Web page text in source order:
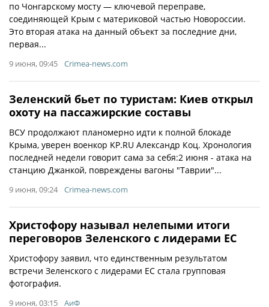
по Чонгарскому мосту — ключевой переправе,
соединяющей Крым с материковой частью Новороссии.
Это вторая атака на данный объект за последние дни,
первая...
9 июня, 09:45 Crimea-news.com
Зеленский бьет по туристам: Киев открыл
охоту на пассажирские составы
ВСУ продолжают планомерно идти к полной блокаде
Крыма, уверен военкор KP.RU Александр Коц. Хронология
последней недели говорит сама за себя:2 июня - атака на
станцию Джанкой, повреждены вагоны "Таврии"...
9 июня, 09:24 Crimea-news.com
Христофору называл нелепыми итоги
переговоров Зеленского с лидерами ЕС
Христофору заявил, что единственным результатом
встречи Зеленского с лидерами ЕС стала групповая
фотография.
9 июня, 03:15 АиФ